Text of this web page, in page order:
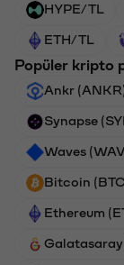
HYPE/TL
ETH/TL
Popüler kripto
Ankr
Synapse
Waves
Bitcoin
Ethereum
Galatasaray